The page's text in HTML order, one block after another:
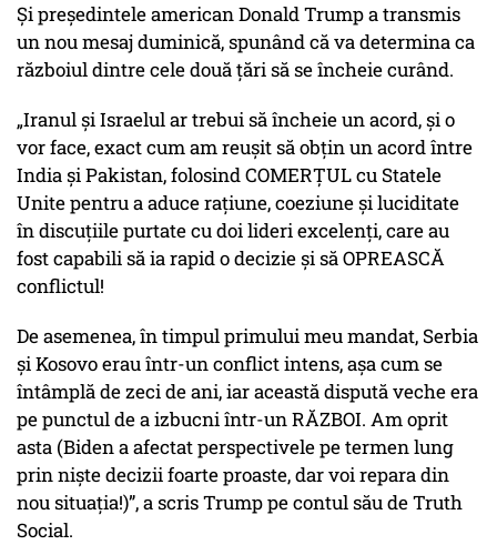
Și președintele american Donald Trump a transmis
un nou mesaj duminică, spunând că va determina ca
războiul dintre cele două țări să se încheie curând.
„Iranul și Israelul ar trebui să încheie un acord, și o
vor face, exact cum am reușit să obțin un acord între
India și Pakistan, folosind COMERȚUL cu Statele
Unite pentru a aduce rațiune, coeziune și luciditate
în discuțiile purtate cu doi lideri excelenți, care au
fost capabili să ia rapid o decizie și să OPREASCĂ
conflictul!
De asemenea, în timpul primului meu mandat, Serbia
și Kosovo erau într-un conflict intens, așa cum se
întâmplă de zeci de ani, iar această dispută veche era
pe punctul de a izbucni într-un RĂZBOI. Am oprit
asta (Biden a afectat perspectivele pe termen lung
prin niște decizii foarte proaste, dar voi repara din
nou situația!)”, a scris Trump pe contul său de Truth
Social.